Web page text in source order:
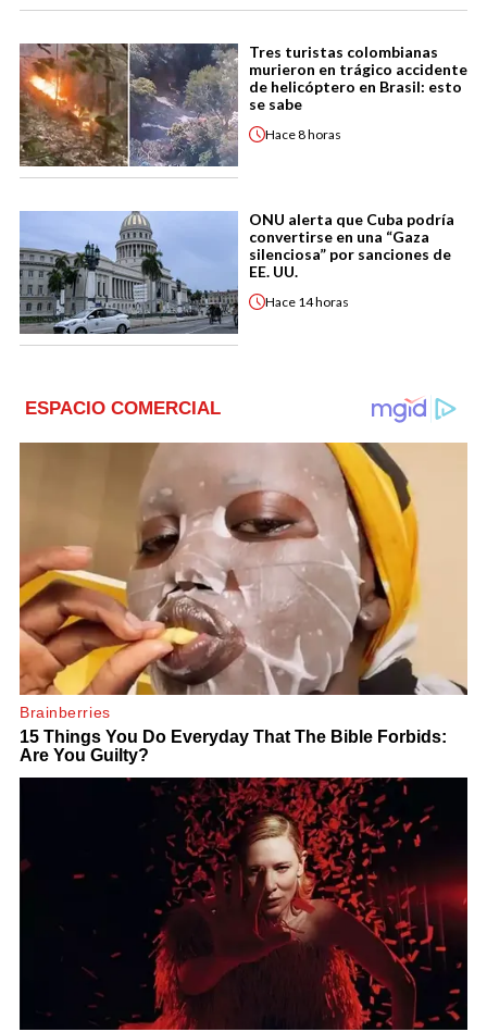
Tres turistas colombianas
murieron en trágico accidente
de helicóptero en Brasil: esto
se sabe
Hace8 horas
ONU alerta que Cuba podría
convertirse en una “Gaza
silenciosa” por sanciones de
EE. UU.
Hace 14 horas